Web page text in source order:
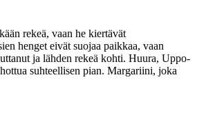
rekeä, vaan he kiertävät
henget eivät suojaa paikkaa, vaan
ja lähden rekeä kohti. Huura, Uppo-
suhteellisen pian. Margariini, joka